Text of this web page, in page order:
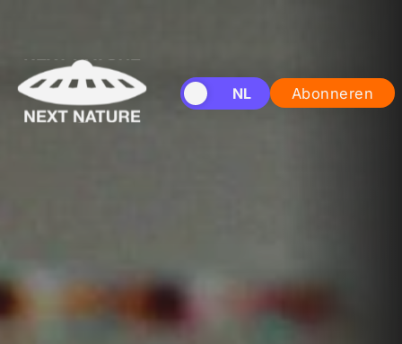
EN NL Abonneren